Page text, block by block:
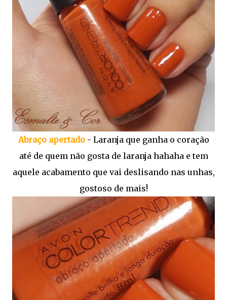
Abraço apertado- Laranja que ganha o coração
até de quem não gosta de laranja hahaha e tem
aquele acabamento que vai deslisando nas unhas,
gostoso de mais!